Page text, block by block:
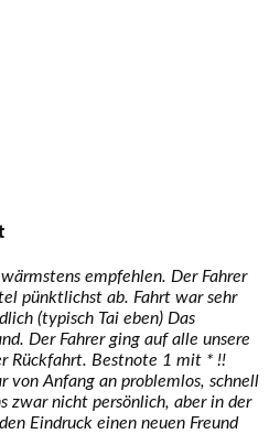
empfehlen. Der Fahrer
pünktlichst ab. Fahrt war sehr
(typisch Tai eben) Das
Der Fahrer ging auf alle unsere
Rückfahrt. Bestnote 1 mit * !!
von Anfang an problemlos, schnell
zwar nicht persönlich, aber in der
Eindruck einen neuen Freund